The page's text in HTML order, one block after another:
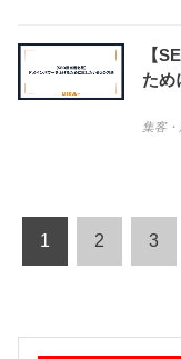
【
ため
集客
1 2 3